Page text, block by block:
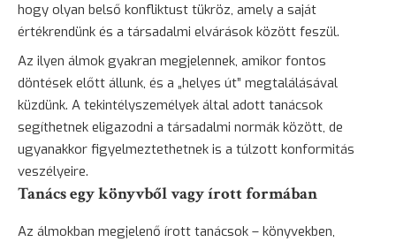
hogy olyan belső konfliktust tükröz, amely a saját
értékrendünk és a társadalmi elvárások között feszül.
Az ilyen álmok gyakran megjelennek, amikor fontos
döntések előtt állunk, és a „helyes út” megtalálásával
küzdünk. A tekintélyszemélyek által adott tanácsok
segíthetnek eligazodni a társadalmi normák között, de
ugyanakkor figyelmeztethetnek is a túlzott konformitás
veszélyeire.
Tanács egy könyvből vagy írott formában
Az álmokban megjelenő írott tanácsok – könyvekben,